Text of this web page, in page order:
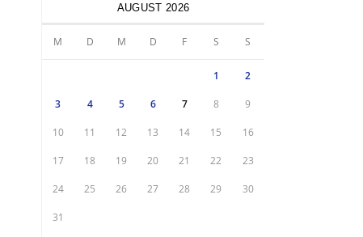
AUGUST 2026
M D M D F S S
1 2
3 4 5 6 7 8 9
10 11 12 13 14 15 16
17 18 19 20 21 22 23
24 25 26 27 28 29 30
31